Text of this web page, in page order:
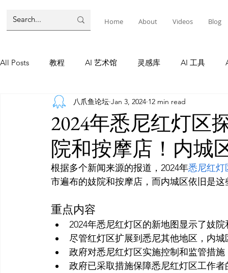
Home About Videos Blog
All Posts 教程 AI 艺术馆 灵感库 AI 工具
AI 工具 AI Tool Tutorials
灵感库 AI 新闻 灵感库 教程
2024年悉尼红灯区
院和按摩店！内城
八爪鱼论坛 Jan 3, 2024 12 min read
根据多个新闻来源的报道，2024年悉尼红灯
重点内容
2024年悉尼红灯区的新地图显示了妓
尽管红灯区扩展到悉尼其他地区，内
政府对悉尼红灯区实施控制和监管措
政府已采取措施保障悉尼红灯区工作